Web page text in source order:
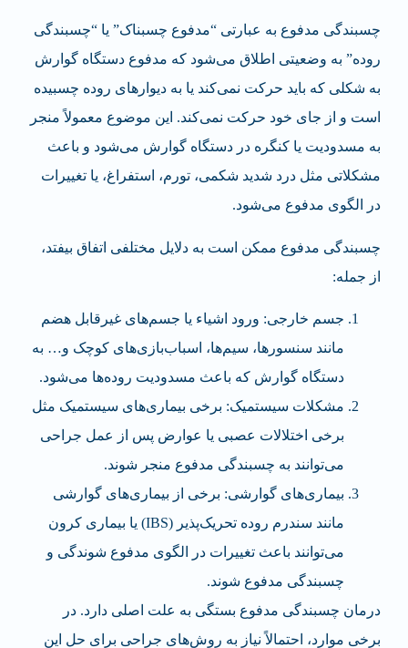
چسبندگی مدفوع به عبارتی “مدفوع چسبناک” یا “چسبندگی
روده” به وضعیتی اطلاق می‌شود که مدفوع دستگاه گوارش
به شکلی که باید حرکت نمی‌کند یا به دیوارهای روده چسبیده
است و از جای خود حرکت نمی‌کند. این موضوع معمولاً منجر
به مسدودیت یا کنگره در دستگاه گوارش می‌شود و باعث
مشکلاتی مثل درد شدید شکمی، تورم، استفراغ، یا تغییرات
در الگوی مدفوع می‌شود.
چسبندگی مدفوع ممکن است به دلایل مختلفی اتفاق بیفتد،
از جمله:
جسم خارجی: ورود اشیاء یا جسم‌های غیرقابل هضم
مانند سنسورها، سیم‌ها، اسباب‌بازی‌های کوچک و… به
دستگاه گوارش که باعث مسدودیت روده‌ها می‌شود.
مشکلات سیستمیک: برخی بیماری‌های سیستمیک مثل
برخی اختلالات عصبی یا عوارض پس از عمل جراحی
می‌توانند به چسبندگی مدفوع منجر شوند.
بیماری‌های گوارشی: برخی از بیماری‌های گوارشی
مانند سندرم روده تحریک‌پذیر (IBS) یا بیماری کرون
می‌توانند باعث تغییرات در الگوی مدفوع شوندگی و
چسبندگی مدفوع شوند.
درمان چسبندگی مدفوع بستگی به علت اصلی دارد. در
برخی موارد، احتمالاً نیاز به روش‌های جراحی برای حل این